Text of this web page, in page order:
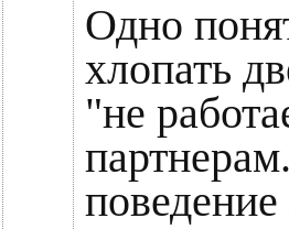
Одно
хлопать
"не